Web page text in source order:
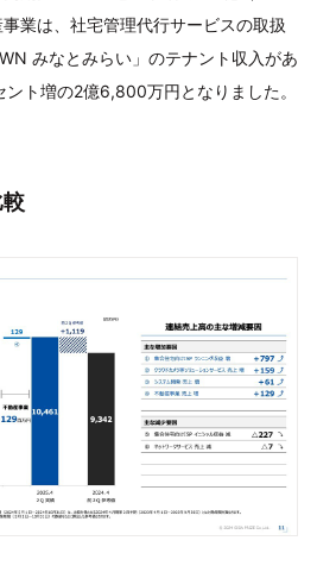
業は、社宅管理代行サービスの取扱
みなとみらい」のテナント収入があ
ト増の2億6,800万円となりました。